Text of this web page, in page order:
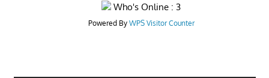
Who's Online : 3
Powered By WPS Visitor Counter